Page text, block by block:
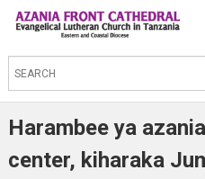
S
e
a
c
Harambee ya
center, kiharaka